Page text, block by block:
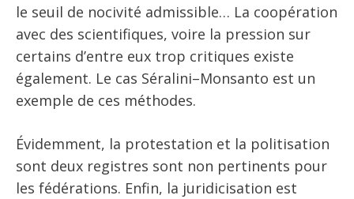
le seuil de nocivité admissible… La coopération
avec des scientifiques, voire la pression sur
certains d’entre eux trop critiques existe
également. Le cas Séralini–Monsanto est un
exemple de ces méthodes.
Évidemment, la protestation et la politisation
sont deux registres sont non pertinents pour
les fédérations. Enfin, la juridicisation est